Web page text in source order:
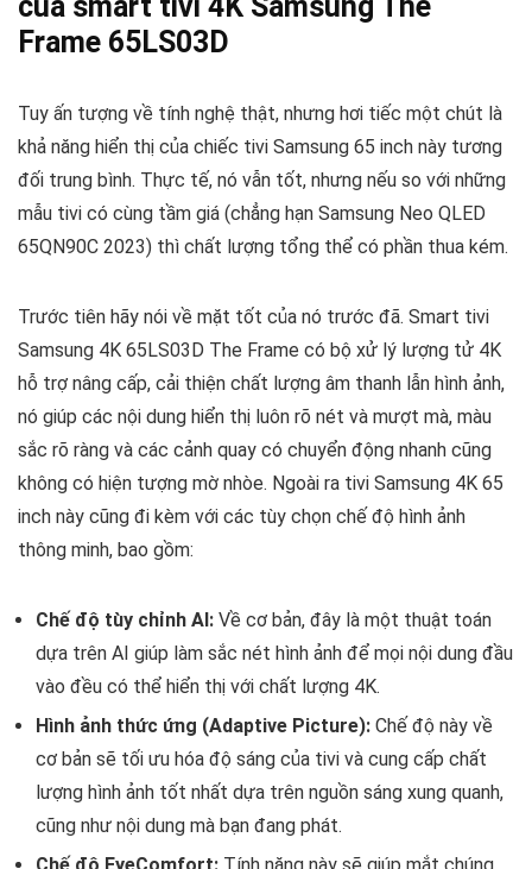
Frame 65LS03D
Tuy ấn tượng về tính nghệ thật, nhưng hơi tiếc một chút là
khả năng hiển thị của chiếc tivi Samsung 65 inch này tương
đối trung bình. Thực tế, nó vẫn tốt, nhưng nếu so với những
mẫu tivi có cùng tầm giá (chẳng hạn Samsung Neo QLED
65QN90C 2023) thì chất lượng tổng thể có phần thua kém.
Trước tiên hãy nói về mặt tốt của nó trước đã. Smart tivi
Samsung 4K 65LS03D The Frame có bộ xử lý lượng tử 4K
hỗ trợ nâng cấp, cải thiện chất lượng âm thanh lẫn hình ảnh,
nó giúp các nội dung hiển thị luôn rõ nét và mượt mà, màu
sắc rõ ràng và các cảnh quay có chuyển động nhanh cũng
không có hiện tượng mờ nhòe. Ngoài ra tivi Samsung 4K 65
inch này cũng đi kèm với các tùy chọn chế độ hình ảnh
thông minh, bao gồm:
Chế độ tùy chỉnh AI: Về cơ bản, đây là một thuật toán
dựa trên AI giúp làm sắc nét hình ảnh để mọi nội dung đầu
vào đều có thể hiển thị với chất lượng 4K.
Hình ảnh thức ứng (Adaptive Picture): Chế độ này về
cơ bản sẽ tối ưu hóa độ sáng của tivi và cung cấp chất
lượng hình ảnh tốt nhất dựa trên nguồn sáng xung quanh,
cũng như nội dung mà bạn đang phát.